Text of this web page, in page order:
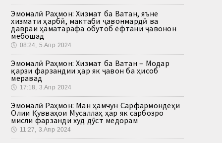
Эмомалӣ Раҳмон: Хизмат ба Ватан, яъне
хизмати ҳарбӣ, мактаби ҷавонмардӣ ва
давраи ҳаматарафа обутоб ёфтани ҷавонон
мебошад
🕔 08:24, 5.Апр 2024
Эмомалӣ Раҳмон: Хизмат ба Ватан – Модар
қарзи фарзандии ҳар як ҷавон ба ҳисоб
меравад
🕔 17:18, 3.Апр 2024
Эмомалӣ Раҳмон: Ман ҳамчун Сарфармондеҳи
Олии Қувваҳои Мусаллаҳ ҳар як сарбозро
мисли фарзанди худ дӯст медорам
🕔 11:27, 3.Апр 2024